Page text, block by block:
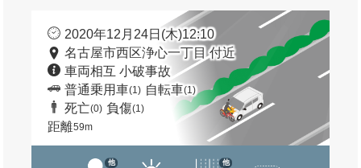
2020年12月24日(木)12:10
名古屋市西区浄心一丁目 付近
車両相互 小破事故
普通乗用車(1) 自転車(1)
死亡(0) 負傷(1)
距離59m
他 他